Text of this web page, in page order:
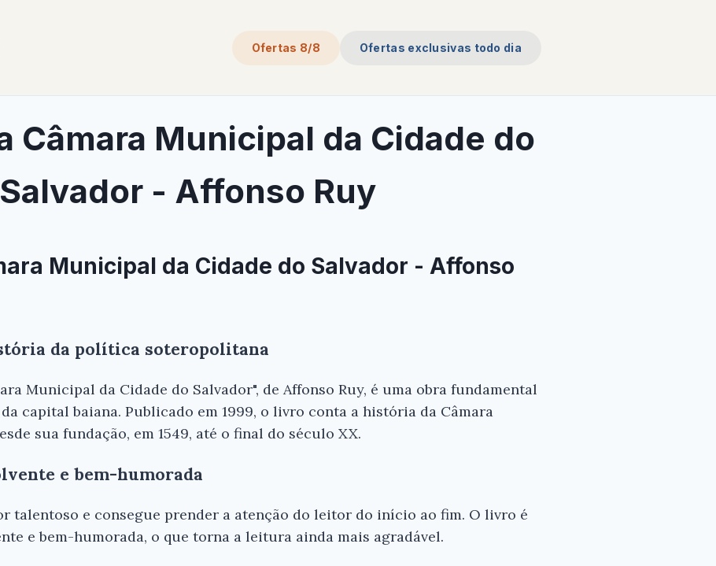
Ofertas 8/8 Ofertas exclusivas todo dia
Câmara Municipal da Cidade do
Salvador - Affonso Ruy
Municipal da Cidade do Salvador - Affonso
da política soteropolitana
Municipal da Cidade do Salvador", de Affonso Ruy, é uma obra fundamental
capital baiana. Publicado em 1999, o livro conta a história da Câmara
sua fundação, em 1549, até o final do século XX.
e bem-humorada
talentoso e consegue prender a atenção do leitor do início ao fim. O livro é
e bem-humorada, o que torna a leitura ainda mais agradável.